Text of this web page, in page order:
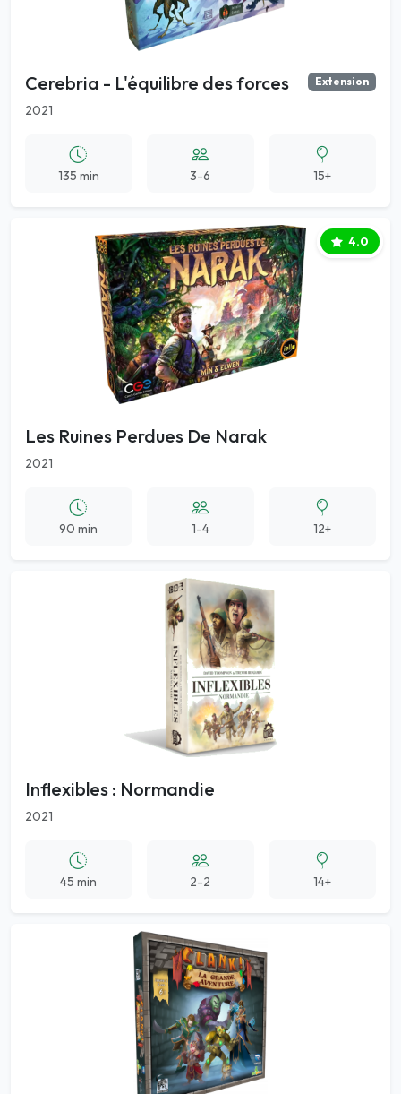
Cerebria - L'équilibre des forces Extension
2021
135 min 3-6 15+
4.0
Les Ruines Perdues De Narak
2021
90 min 1-4 12+
Inflexibles : Normandie
2021
45 min 2-2 14+